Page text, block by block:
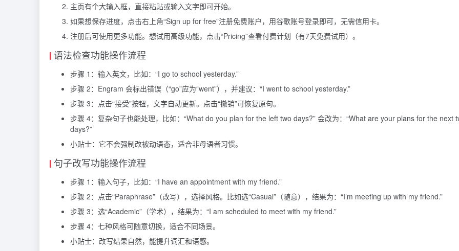
主页有个大输入框，直接粘贴或输入文字即可开始。
如果想保存进度，点击右上角“Sign up for free”注册免费账户，用谷歌账号登录即可，无需信用卡。
注册后可使用更多功能。想试用高级功能，点击“Pricing”查看付费计划（有7天免费试用）。
语法检查功能操作流程
步骤 1：输入英文，比如：“I go to school yesterday.”
步骤 2：Engram 会标出错误（“go”应为“went”），并建议：“I went to school yesterday.”
步骤 3：点击“接受”按钮，文字自动更新。点击“撤销”可恢复原句。
步骤 4：复杂句子也能处理，比如：“What do you plan for the left two days?” 会改为：“What are your plans for the next
days?”
小贴士：它不会强制改被动语态，适合非母语者习惯。
句子改写功能操作流程
步骤 1：输入句子，比如：“I have an appointment with my friend.”
步骤 2：点击“Paraphrase”（改写），选择风格。比如选“Casual”（随意），结果为：“I’m meeting up with my friend.”
步骤 3：选“Academic”（学术），结果为：“I am scheduled to meet with my friend.”
步骤 4：七种风格可随意切换，适合不同场景。
小贴士：改写结果自然，能提升词汇和语感。